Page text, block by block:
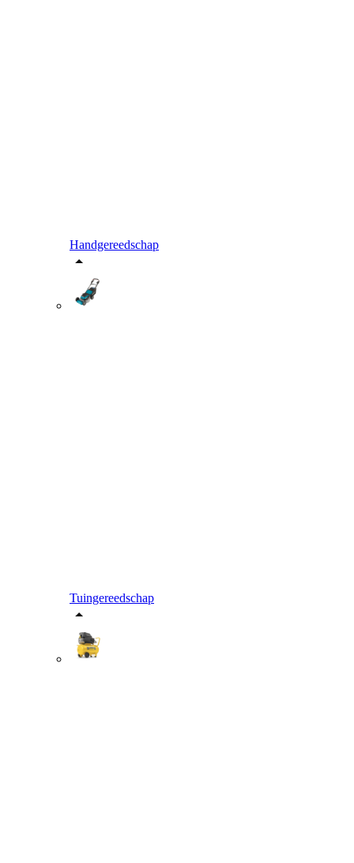
Handgereedschap
Tuingereedschap